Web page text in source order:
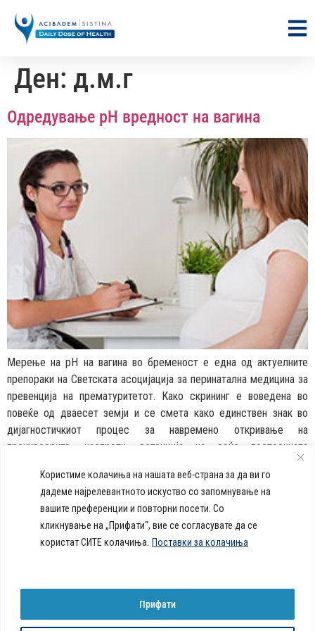
Користиме колачиња на нашата веб-страна за да ви го
дадеме најрелевантното искуство со запомнување на
вашите преференции и повторни посети. Со
кликнување на „Прифати“, вие се согласувате да се
користат СИТЕ колачиња. Поставки за колачиња
Прифати
Ден: д.м.г
Одредување pH вредност на вагина
Мерење на pH на вагина во бременост е една од актуелните
препораки на Светската асоцијација за перинатална медицина за
превенција на прематуритетот. Како скрининг е воведена во
повеќе од дваесет земји и се смета како единствен знак во
дијагностичкиот процес за навремено откривање на
прекурсорите, наспроти детекција на веќе постоечката
инфекција. Редовно следење овозможува значителна редукција
на прематуритетот.
Daily Dose Of Health -
портал кој ќе ви ги одговори
сите прашања за вашето
здравје и ќе ви даде совети
callcenter@acibademsistina.mk
+ 389 2 30 99 500